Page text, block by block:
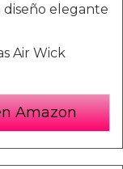
elegante
Air Wick
Amazon